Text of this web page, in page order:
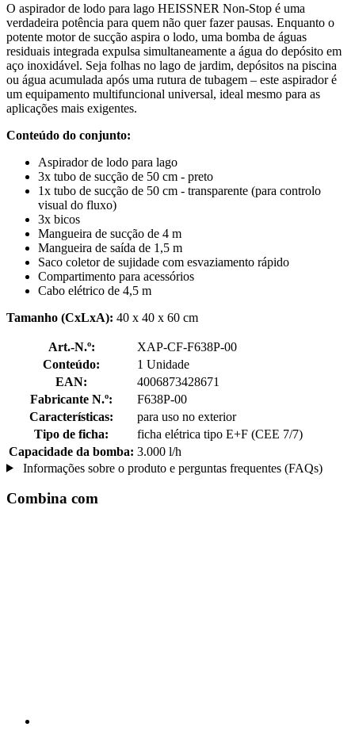
O aspirador de lodo para lago HEISSNER Non-Stop é uma
verdadeira potência para quem não quer fazer pausas. Enquanto o
potente motor de sucção aspira o lodo, uma bomba de águas
residuais integrada expulsa simultaneamente a água do depósito em
aço inoxidável. Seja folhas no lago de jardim, depósitos na piscina
ou água acumulada após uma rutura de tubagem – este aspirador é
um equipamento multifuncional universal, ideal mesmo para as
aplicações mais exigentes.
Conteúdo do conjunto:
Aspirador de lodo para lago
3x tubo de sucção de 50 cm - preto
1x tubo de sucção de 50 cm - transparente (para controlo
visual do fluxo)
3x bicos
Mangueira de sucção de 4 m
Mangueira de saída de 1,5 m
Saco coletor de sujidade com esvaziamento rápido
Compartimento para acessórios
Cabo elétrico de 4,5 m
Tamanho (CxLxA): 40 x 40 x 60 cm
Art.-N.º:
XAP-CF-F638P-00
Conteúdo:
1 Unidade
EAN:
4006873428671
Fabricante N.º:
F638P-00
Características:
para uso no exterior
Tipo de ficha:
ficha elétrica tipo E+F (CEE 7/7)
Capacidade da bomba: 3.000 l/h
Informações sobre o produto e perguntas frequentes (FAQs)
Combina com